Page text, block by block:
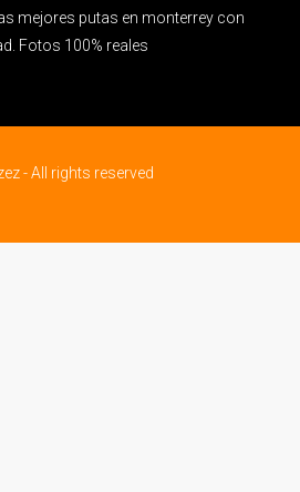
mejores putas en monterrey con
Fotos 100% reales
- All rights reserved